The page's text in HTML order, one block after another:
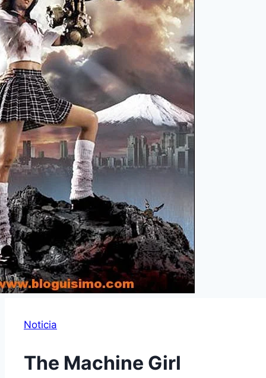
Noticia
The Machine Girl